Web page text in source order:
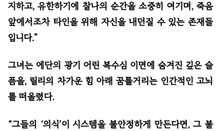
지하고, 유한하기에 찰나의 순간을 소중히 여기며, 죽음
앞에서조차 타인을 위해 자신을 내던질 수 있는 존재들
입니다.”
그녀는 에단의 광기 어린 복수심 이면에 숨겨진 깊은 슬
픔을, 릴리의 차가운 힘 아래 꿈틀거리는 인간적인 고뇌
를 떠올렸다.
“그들의 ‘의식’이 시스템을 불안정하게 만든다면, 그 불